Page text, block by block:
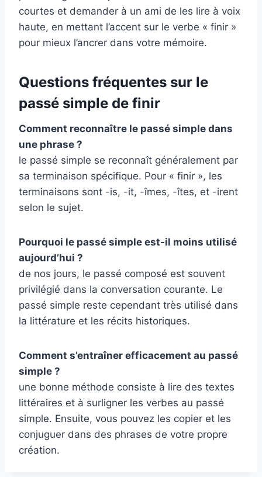
courtes et demander à un ami de les lire à voix
haute, en mettant l’accent sur le verbe « finir »
pour mieux l’ancrer dans votre mémoire.
Questions fréquentes sur le
passé simple de finir
Comment reconnaître le passé simple dans
une phrase ?
le passé simple se reconnaît généralement par
sa terminaison spécifique. Pour « finir », les
terminaisons sont -is, -it, -îmes, -îtes, et -irent
selon le sujet.
Pourquoi le passé simple est-il moins utilisé
aujourd’hui ?
de nos jours, le passé composé est souvent
privilégié dans la conversation courante. Le
passé simple reste cependant très utilisé dans
la littérature et les récits historiques.
Comment s’entraîner efficacement au passé
simple ?
une bonne méthode consiste à lire des textes
littéraires et à surligner les verbes au passé
simple. Ensuite, vous pouvez les copier et les
conjuguer dans des phrases de votre propre
création.